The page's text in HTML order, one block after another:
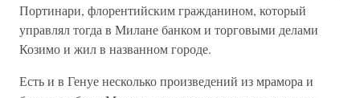
Портинари, флорентийским гражданином, который
управлял тогда в Милане банком и торговыми делами
Козимо и жил в названном городе.
Есть и в Генуе несколько произведений из мрамора и